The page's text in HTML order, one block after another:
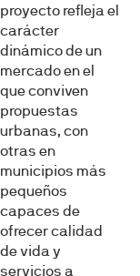
proyecto refleja el
carácter
dinámico de un
mercado en el
que conviven
propuestas
urbanas, con
otras en
municipios más
pequeños
capaces de
ofrecer calidad
de vida y
servicios a